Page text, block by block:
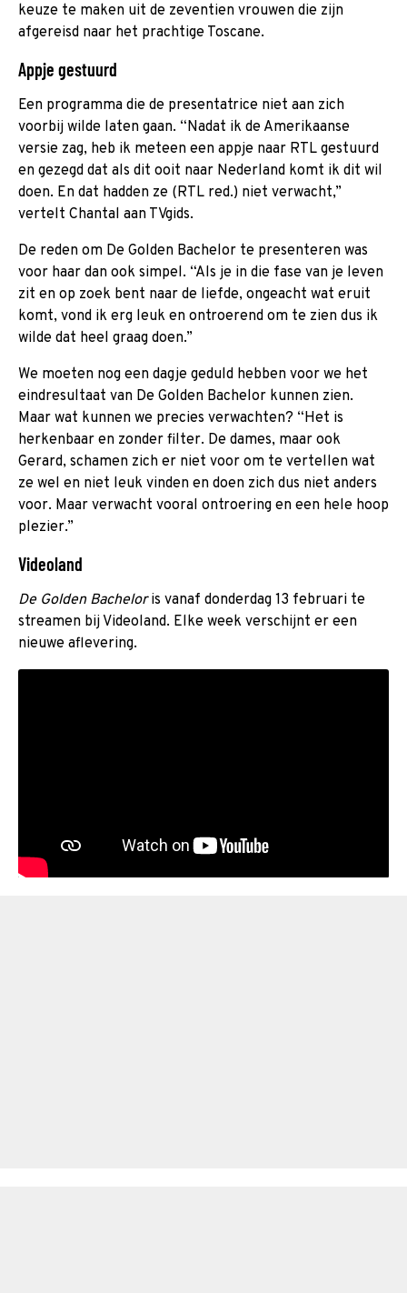
keuze te maken uit de zeventien vrouwen die zijn
afgereisd naar het prachtige Toscane.
Appje gestuurd
Een programma die de presentatrice niet aan zich
voorbij wilde laten gaan. “Nadat ik de Amerikaanse
versie zag, heb ik meteen een appje naar RTL gestuurd
en gezegd dat als dit ooit naar Nederland komt ik dit wil
doen. En dat hadden ze (RTL red.) niet verwacht,”
vertelt Chantal aan TVgids.
De reden om De Golden Bachelor te presenteren was
voor haar dan ook simpel. “Als je in die fase van je leven
zit en op zoek bent naar de liefde, ongeacht wat eruit
komt, vond ik erg leuk en ontroerend om te zien dus ik
wilde dat heel graag doen.”
We moeten nog een dagje geduld hebben voor we het
eindresultaat van De Golden Bachelor kunnen zien.
Maar wat kunnen we precies verwachten? “Het is
herkenbaar en zonder filter. De dames, maar ook
Gerard, schamen zich er niet voor om te vertellen wat
ze wel en niet leuk vinden en doen zich dus niet anders
voor. Maar verwacht vooral ontroering en een hele hoop
plezier.”
Videoland
De Golden Bacheloris vanaf donderdag 13 februari te
streamen bij Videoland. Elke week verschijnt er een
nieuwe aflevering.